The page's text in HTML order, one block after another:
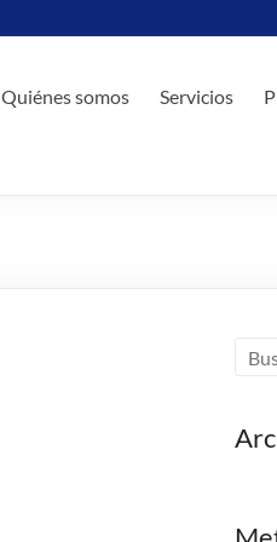
Quiénes somos Servicios